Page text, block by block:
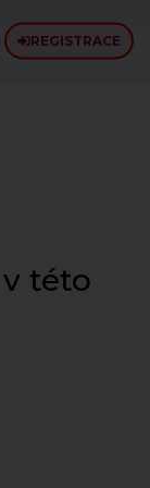
REGISTRACE
této